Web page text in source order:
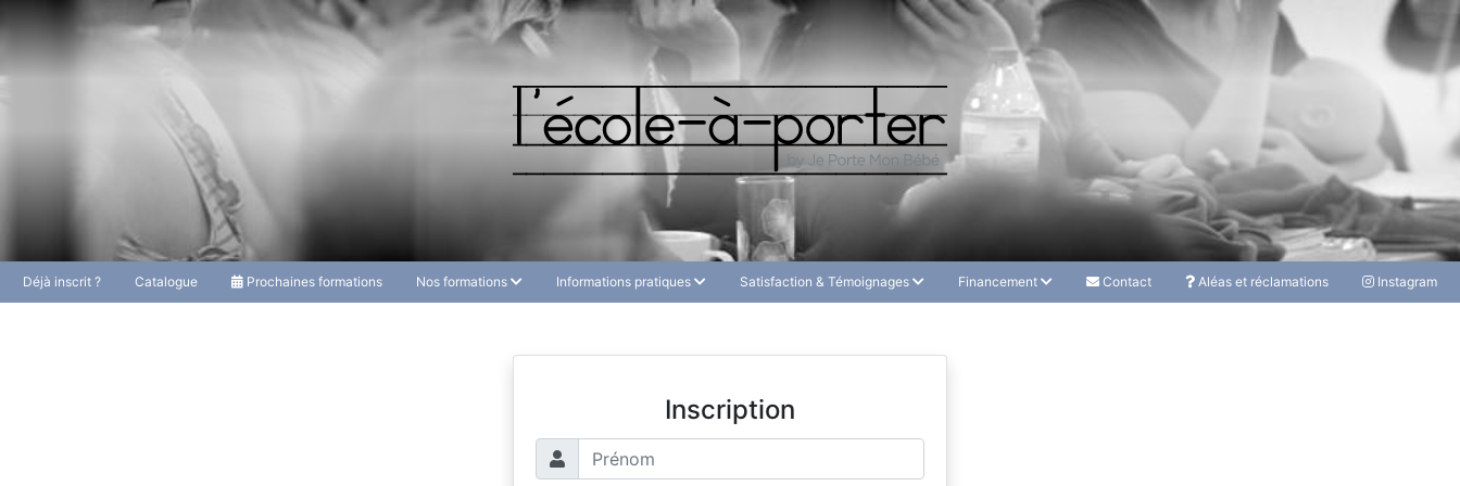
Déjà inscrit ? Catalogue Prochaines formations Nos formations Informations pratiques Satisfaction & Témoignages Financement Contact Aléas et réclamations Instagram
Inscription